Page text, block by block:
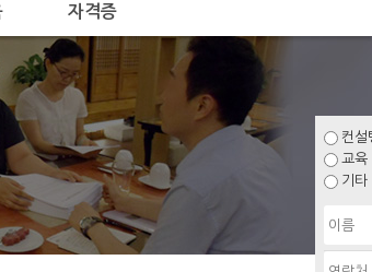
자격증
컨설
교육
기타